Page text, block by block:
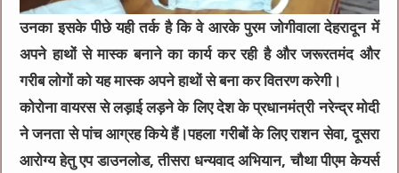
उनका इसके पीछे यही तर्क है कि वे आरके पुरम जोगीवाला देहरादून में
अपने हाथों से मास्क बनाने का कार्य कर रही है और जरूरतमंद और
गरीब लोगों को यह मास्क अपने हाथों से बना कर वितरण करेगी।
कोरोना वायरस से लड़ाई लड़ने के लिए देश के प्रधानमंत्री नरेन्द्र मोदी
ने जनता से पांच आग्रह किये हैं।पहला गरीबों के लिए राशन सेवा, दूसरा
आरोग्य हेतु एप डाउनलोड, तीसरा धन्यवाद अभियान, चौथा पीएम केयर्स